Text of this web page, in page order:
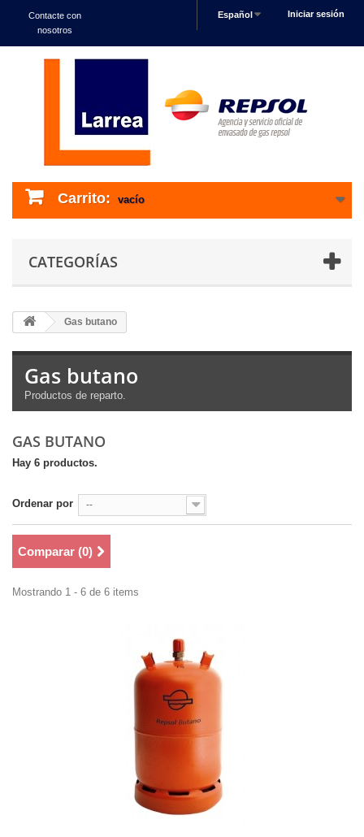
Iniciar sesión
Español
Contacte con
nosotros
Carrito: vacío
CATEGORÍAS
Gas butano
Gas butano
Productos de reparto.
GAS BUTANO
Hay 6 productos.
Ordenar por --
Comparar (0)
Mostrando 1 - 6 de 6 items